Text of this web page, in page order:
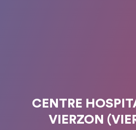
CENTRE
VIERZON